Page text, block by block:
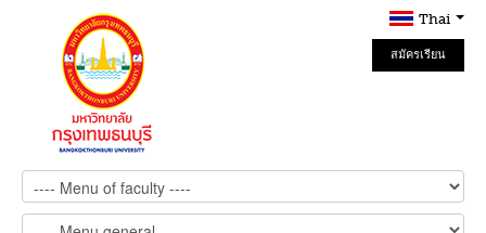
Thai
สมัครเรียน
Online